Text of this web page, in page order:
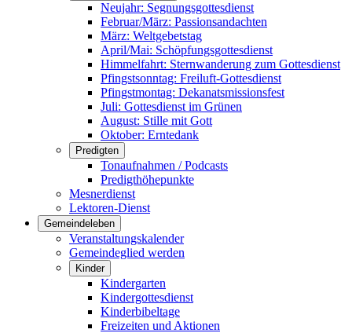
Neujahr: Segnungsgottesdienst
Februar/März: Passionsandachten
März: Weltgebetstag
April/Mai: Schöpfungsgottes­dienst
Himmelfahrt: Sternwanderung zum Gottesdienst
Pfingstsonntag: Freiluft-Gottesdienst
Pfingstmontag: Dekanatsmissionsfest
Juli: Gottesdienst im Grünen
August: Stille mit Gott
Oktober: Erntedank
Predigten
Tonaufnahmen / Podcasts
Predigthöhepunkte
Mesnerdienst
Lektoren-Dienst
Gemeindeleben
Veranstaltungskalender
Gemeindeglied werden
Kinder
Kindergarten
Kindergottesdienst
Kinderbibeltage
Freizeiten und Aktionen